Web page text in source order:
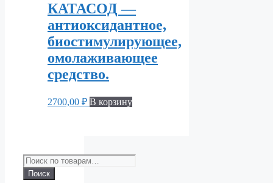
КАТАСОД —
антиоксидантное,
биостимулирующее,
омолаживающее
средство.
2700,00 ₽ В корзину
Искать:
Поиск